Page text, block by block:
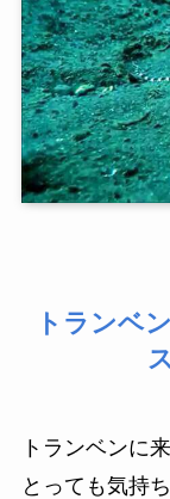
トランベ
トランベンに
とっても気持